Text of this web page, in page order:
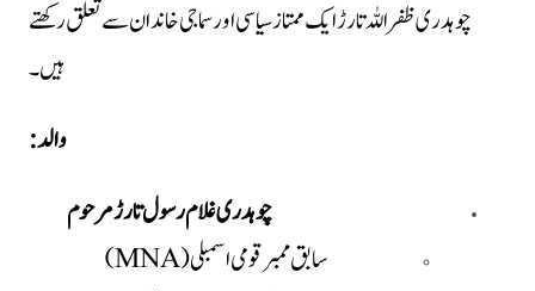
چوہدری ظفر اللہ تارڑ ایک ممتاز سیاسی اور سماجی خاندان سے تعلق رکھتے
ہیں۔
والد:
چوہدری غلام رسول تارڑ مرحوم
سابق ممبر قومی اسمبلی (MNA)